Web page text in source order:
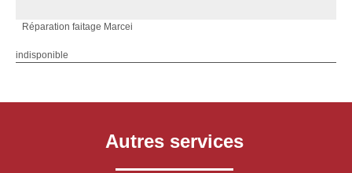
Réparation faitage Marcei
indisponible
Autres services